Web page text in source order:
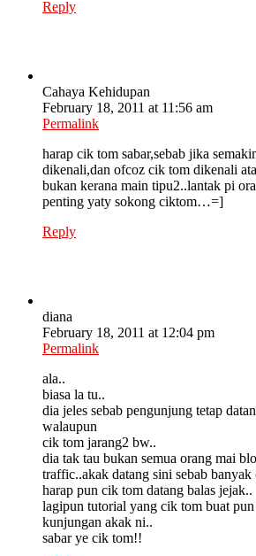
Reply
Cahaya Kehidupan
February 18, 2011 at 11:56 am
Permalink
harap cik tom sabar,sebab jika
dikenali,dan ofcoz cik tom dikenali
bukan kerana main tipu2..lantak pi
penting yaty sokong ciktom…=]
Reply
diana
February 18, 2011 at 12:04 pm
Permalink
ala..
biasa la tu..
dia jeles sebab pengunjung tetap
walaupun
cik tom jarang2 bw..
dia tak tau bukan semua orang mai
traffic..akak datang sini sebab banyak
harap pun cik tom datang balas jejak..
lagipun tutorial yang cik tom buat
kunjungan akak ni..
sabar ye cik tom!!